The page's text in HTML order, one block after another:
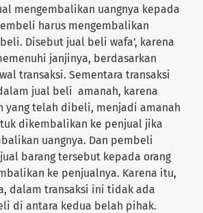
mengembalikan uangnya kepada
harus mengembalikan
Disebut jual beli wafa’, karena
janjinya, berdasarkan
transaksi. Sementara transaksi
jual beli amanah, karena
yang telah dibeli, menjadi amanah
dikembalikan ke penjual jika
uangnya. Dan pembeli
barang tersebut kepada orang
ke penjualnya. Karena itu,
dalam transaksi ini tidak ada
di antara kedua belah pihak.